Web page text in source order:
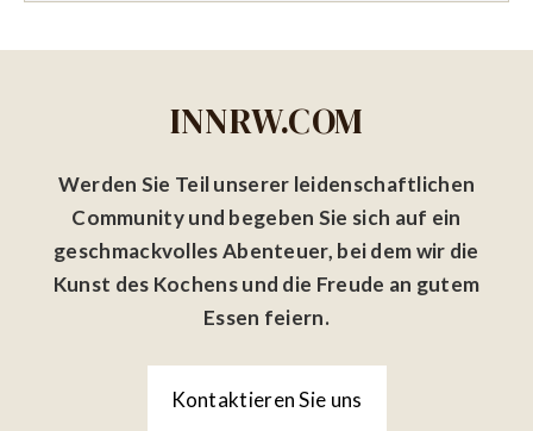
INNRW.COM
Werden Sie Teil unserer leidenschaftlichen
Community und begeben Sie sich auf ein
geschmackvolles Abenteuer, bei dem wir die
Kunst des Kochens und die Freude an gutem
Essen feiern.
Kontaktieren Sie uns